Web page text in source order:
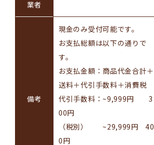
業者
備考
現金のみ受付可能です。
お支払総額は以下の通りで
す。
お支払金額：商品代金合計＋
送料＋代引手数料＋消費税
代引手数料：~9,999円 3
00円
（税別） ~29,999円 40
0円